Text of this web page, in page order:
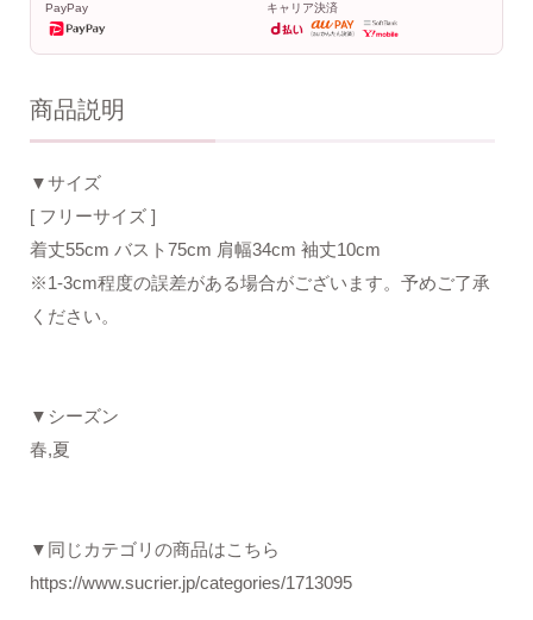
PayPay キャリア決済
商品説明
▼サイズ
[ フリーサイズ ]
着丈55cm バスト75cm 肩幅34cm 袖丈10cm
※1-3cm程度の誤差がある場合がございます。予めご了承
ください。
▼シーズン
春,夏
▼同じカテゴリの商品はこちら
https://www.sucrier.jp/categories/1713095